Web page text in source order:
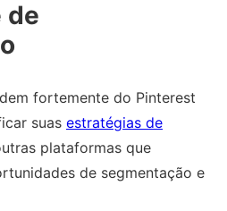
de
fortemente do Pinterest
suas estratégias de
plataformas que
de segmentação e